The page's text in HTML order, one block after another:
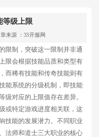
等级上限
来源 ：33开服网
限制，突破这一限制并非通
限会根据技能品质和类型有
而稀有技能和传奇技能则有
能系统的分级机制，即技能
级对应的上限值存在差异。
或特定游戏进度相关联，这
技能的发展潜力。不同职业
法师和道士三大职业的核心